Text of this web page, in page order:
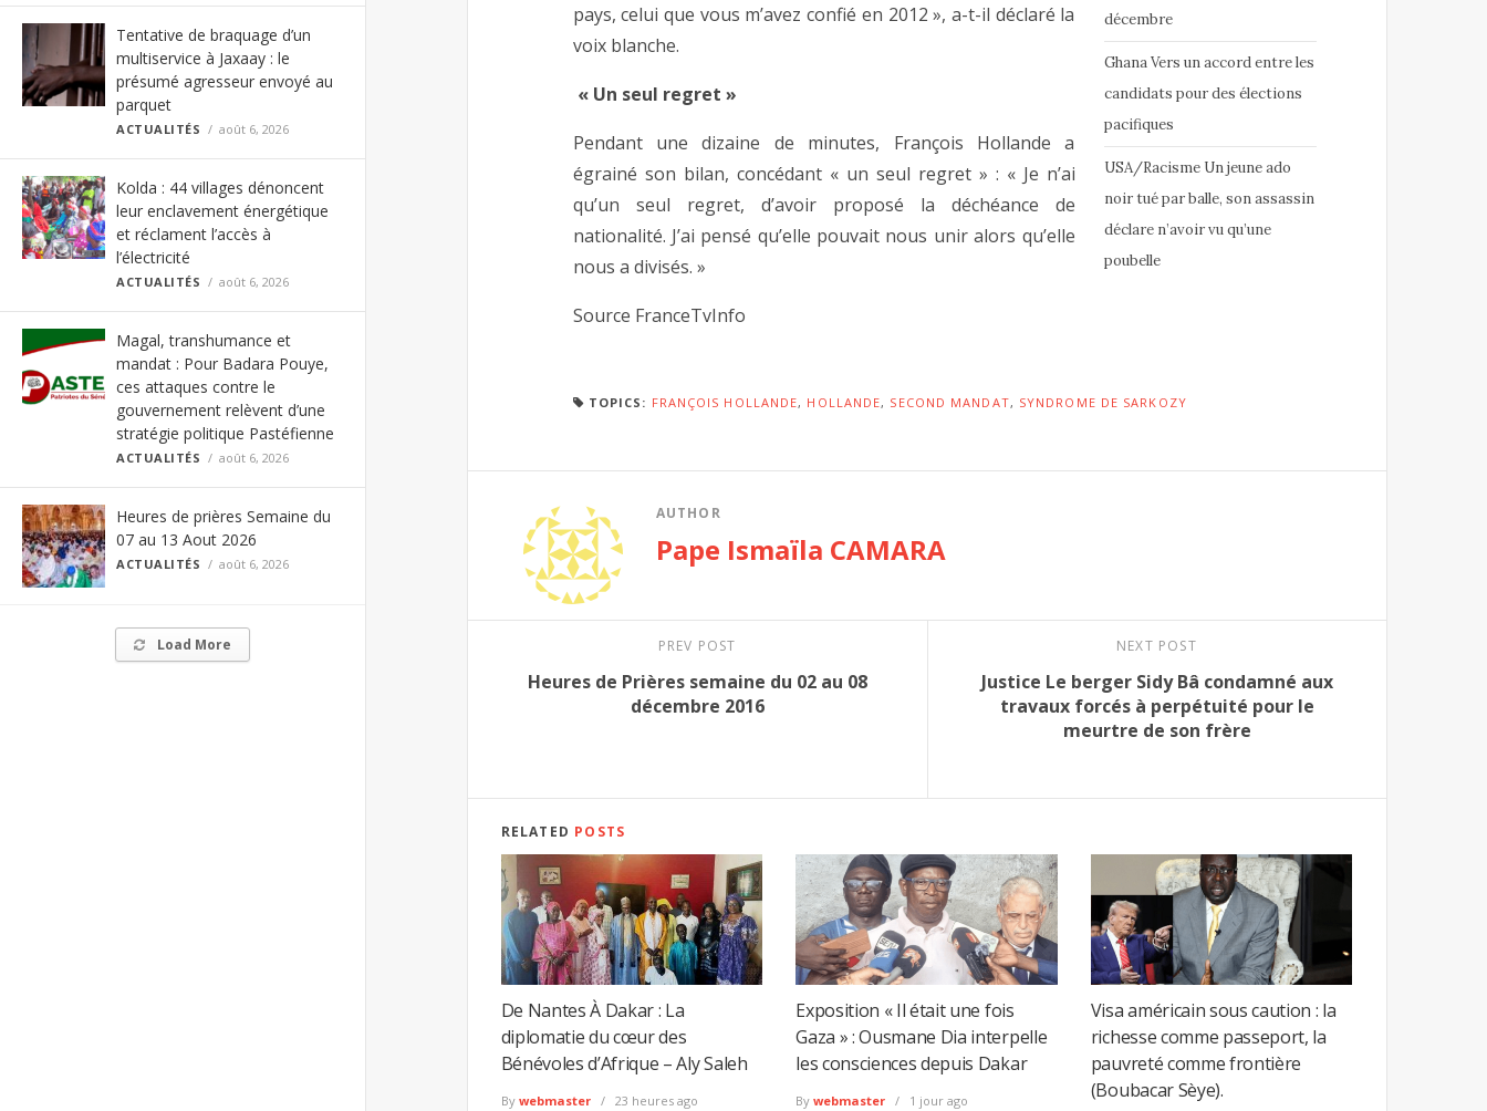
Tentative de braquage d’un
multiservice à Jaxaay : le
présumé agresseur envoyé au
parquet
ACTUALITÉS août 6, 2026
Kolda : 44 villages dénoncent
leur enclavement énergétique
et réclament l’accès à
l’électricité
ACTUALITÉS août 6, 2026
Magal, transhumance et
mandat : Pour Badara Pouye,
ces attaques contre le
gouvernement relèvent d’une
stratégie politique Pastéfienne
ACTUALITÉS août 6, 2026
Heures de prières Semaine du
07 au 13 Aout 2026
ACTUALITÉS août 6, 2026
Load More
décembre
Ghana Vers un accord entre les
candidats pour des élections
pacifiques
USA/Racisme Un jeune ado
noir tué par balle, son assassin
déclare n’avoir vu qu’une
poubelle
pays, celui que vous m’avez confié en 2012 », a-t-il déclaré la
voix blanche.
« Un seul regret »
Pendant une dizaine de minutes, François Hollande a
égrainé son bilan, concédant « un seul regret » : « Je n’ai
qu’un seul regret, d’avoir proposé la déchéance de
nationalité. J’ai pensé qu’elle pouvait nous unir alors qu’elle
nous a divisés. »
Source FranceTvInfo
TOPICS: FRANÇOIS HOLLANDE, HOLLANDE, SECOND MANDAT, SYNDROME DE SARKOZY
AUTHOR
Pape Ismaïla CAMARA
PREV POST
Heures de Prières semaine du 02 au 08
décembre 2016
NEXT POST
Justice Le berger Sidy Bâ condamné aux
travaux forcés à perpétuité pour le
meurtre de son frère
RELATED POSTS
De Nantes À Dakar : La
diplomatie du cœur des
Bénévoles d’Afrique – Aly Saleh
By webmaster 23 heures ago
Exposition « Il était une fois
Gaza » : Ousmane Dia interpelle
les consciences depuis Dakar
Bywebmaster 1 jour ago
Visa américain sous caution : la
richesse comme passeport, la
pauvreté comme frontière
(Boubacar Sèye).